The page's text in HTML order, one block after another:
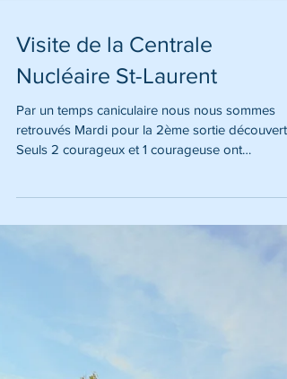
Visite de la Centrale
Nucléaire St-Laurent
Par un temps caniculaire nous nous sommes
retrouvés Mardi pour la 2ème sortie
enfourché...